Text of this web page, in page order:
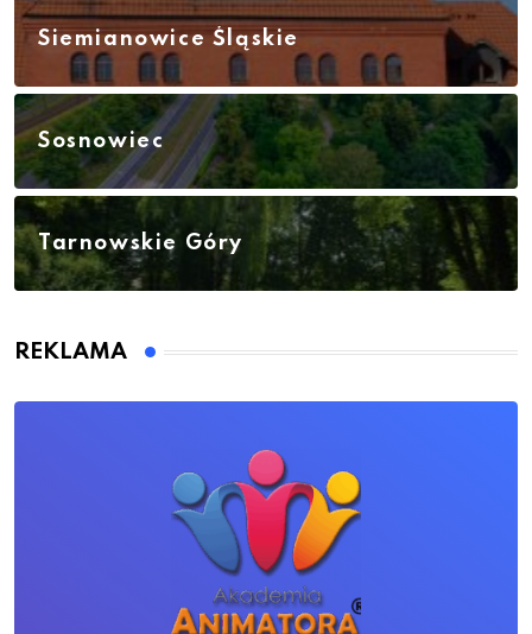
Siemianowice Śląskie
Sosnowiec
Tarnowskie Góry
REKLAMA